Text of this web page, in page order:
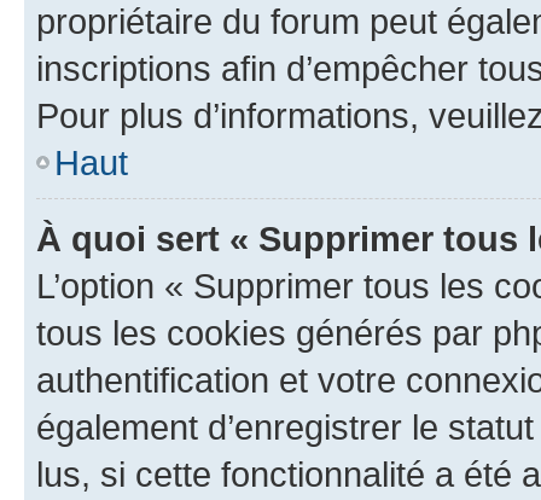
propriétaire du forum peut
inscriptions afin d’empêcher
Pour plus d’informations,
Haut
À quoi sert « Supprimer tous
L’option « Supprimer tous les
tous les cookies générés par
authentification et votre
également d’enregistrer le
lus, si cette fonctionnalité a été